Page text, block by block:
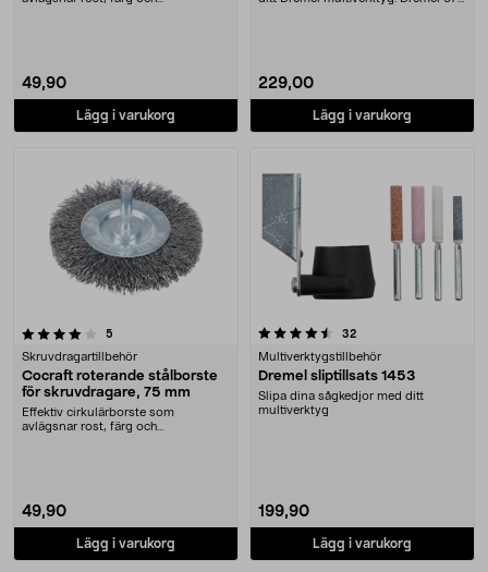
49,90
Lägg i varukorg
229,00
Lägg i varukorg
5
Skruvdragartillbehör
Cocraft roterande stålborste
för skruvdragare, 75 mm
Effektiv cirkulärborste som
avlägsnar rost, färg och
49,90
Lägg i varukorg
4.5 av 5 stjärnor 32recensioner
Multiverktygstillbehör
Dremel sliptillsats 1453
Slipa dina sågkedjor med ditt
multiverktyg
199,90
Lägg i varukorg